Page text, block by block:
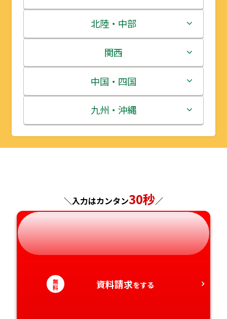
青森県
岩手県
宮城県
秋田県
山形県
茨城県
栃木県
群馬県
埼玉県
千葉県
神奈川県
北陸・中部
新潟県
富山県
石川県
福井県
岐阜県
静岡県
愛知県
関西
三重県
滋賀県
京都府
奈良県
和歌山県
中国・四国
鳥取県
島根県
山口県
徳島県
香川県
九州・沖縄
福岡県
長崎県
熊本県
大分県
宮崎県
＼入力はカンタン30秒／
無
料 資料請求をする